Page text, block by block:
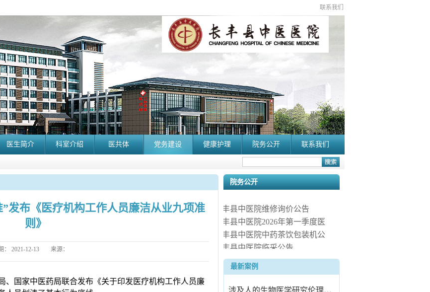
联系我们
医生简介 科室介绍 医共体 党务建设 健康护理 院务公开 联系我们
院务公开
长丰县中医院维修询价公告
长丰县中医院2026年第一季度医
疗服务信息社会公开
长丰县中医院中药茶饮包装机公
开询价公告
长丰县中医院临采公告
长丰县中医院询价公告
长丰县中医院病房电热水器安装
服务项目（二次） 中标候选人公
最新案例
涉及人的生物医学研究伦理审查办法
发布《医疗机构工作人员廉洁从业九项准
则》
： 2021-12-13 来源：
、国家中医药局联合发布《关于印发医疗机构工作人员廉